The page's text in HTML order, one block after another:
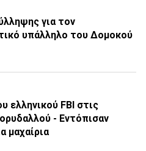
για τον
υπάλληλο του Δομοκού
ελληνικού FBI στις
- Εντόπισαν
μαχαίρια